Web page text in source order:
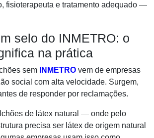
fisioterapeuta e tratamento adequado —
selo do INMETRO: o
na prática
sem INMETRO vem de empresas
social com alta velocidade. Surgem,
de responder por reclamações.
de látex natural — onde pelo
precisa ser látex de origem natural